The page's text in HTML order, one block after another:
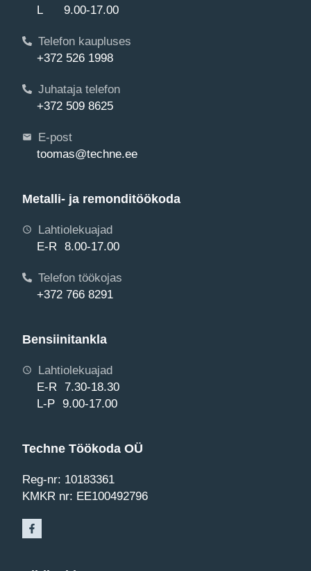
L 9.00-17.00
Telefon kaupluses
+372 526 1998
Juhataja telefon
+372 509 8625
E-post
toomas@techne.ee
Metalli- ja remonditöökoda
Lahtiolekuajad
E-R 8.00-17.00
Telefon töökojas
+372 766 8291
Bensiinitankla
Lahtiolekuajad
E-R 7.30-18.30
L-P 9.00-17.00
Techne Töökoda OÜ
Reg-nr: 10183361
KMKR nr: EE100492796